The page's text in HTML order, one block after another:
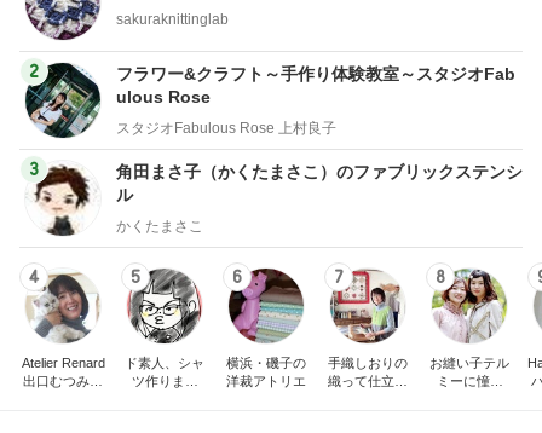
sakuraknittinglab
2
フラワー&クラフト～手作り体験教室～スタジオFab
ulous Rose
スタジオFabulous Rose 上村良子
3
角田まさ子（かくたまさこ）のファブリックステンシ
ル
かくたまさこ
4
Atelier Renard
出口むつみの
5
ド素人、シャ
ツ作りまし
6
横浜・磯子の
洋裁アトリエ
7
手織しおりの
織って仕立て
8
お縫い子テル
ミーに憧れ